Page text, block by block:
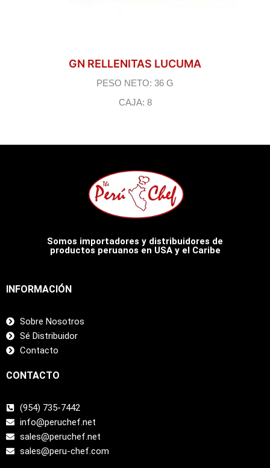
GN RELLENITAS LUCUMA
PESO NETO: 36 G
CAJA: 8
Somos importadores y distribuidores de
productos peruanos en USA y el Caribe
INFORMACIÓN
Sobre Nosotros
Sé Distribuidor
Contacto
CONTACTO
(954) 735-7442
info@peruchef.net
sales@peruchef.net
sales@peru-chef.com